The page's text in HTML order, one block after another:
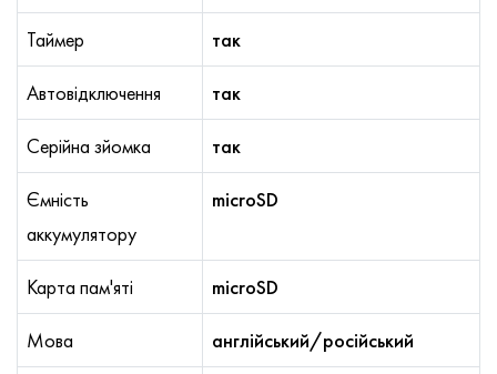
Таймер так
Автовідключення так
Серійна зйомка так
Ємність
аккумулятору
microSD
Карта пам'яті microSD
Мова англійський/російський